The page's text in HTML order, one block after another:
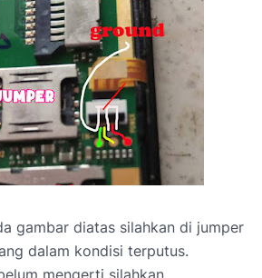
gambar diatas silahkan di jumper
dalam kondisi terputus.
mengerti silahkan